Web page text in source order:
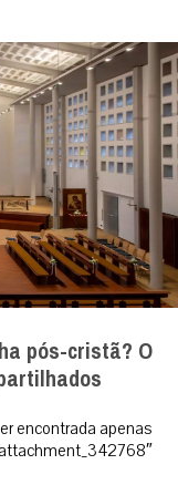
pós-cristã? O
encontrada apenas